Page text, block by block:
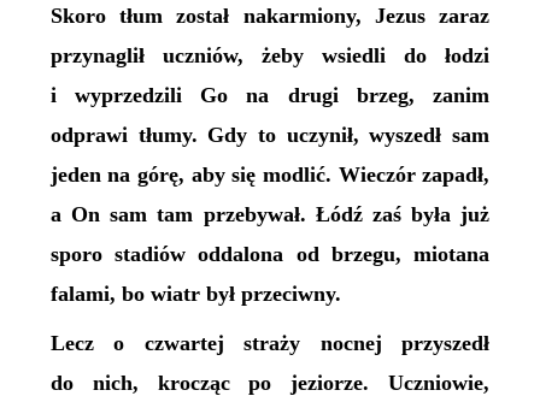
Skoro tłum został nakarmiony, Jezus zaraz
przynaglił uczniów, żeby wsiedli do łodzi
i wyprzedzili Go na drugi brzeg, zanim
odprawi tłumy. Gdy to uczynił, wyszedł sam
jeden na górę, aby się modlić. Wieczór zapadł,
a On sam tam przebywał. Łódź zaś była już
sporo stadiów oddalona od brzegu, miotana
falami, bo wiatr był przeciwny.
Lecz o czwartej straży nocnej przyszedł
do nich, krocząc po jeziorze. Uczniowie,